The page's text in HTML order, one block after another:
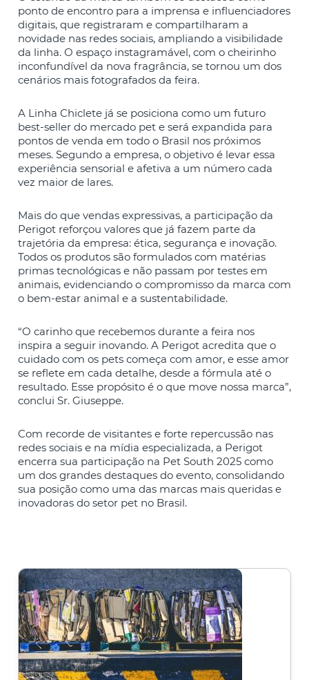
ponto de encontro para a imprensa e influenciadores
digitais, que registraram e compartilharam a
novidade nas redes sociais, ampliando a visibilidade
da linha. O espaço instagramável, com o cheirinho
inconfundível da nova fragrância, se tornou um dos
cenários mais fotografados da feira.
A Linha Chiclete já se posiciona como um futuro
best-seller do mercado pet e será expandida para
pontos de venda em todo o Brasil nos próximos
meses. Segundo a empresa, o objetivo é levar essa
experiência sensorial e afetiva a um número cada
vez maior de lares.
Mais do que vendas expressivas, a participação da
Perigot reforçou valores que já fazem parte da
trajetória da empresa: ética, segurança e inovação.
Todos os produtos são formulados com matérias
primas tecnológicas e não passam por testes em
animais, evidenciando o compromisso da marca com
o bem-estar animal e a sustentabilidade.
“O carinho que recebemos durante a feira nos
inspira a seguir inovando. A Perigot acredita que o
cuidado com os pets começa com amor, e esse amor
se reflete em cada detalhe, desde a fórmula até o
resultado. Esse propósito é o que move nossa marca”,
conclui Sr. Giuseppe.
Com recorde de visitantes e forte repercussão nas
redes sociais e na mídia especializada, a Perigot
encerra sua participação na Pet South 2025 como
um dos grandes destaques do evento, consolidando
sua posição como uma das marcas mais queridas e
inovadoras do setor pet no Brasil.